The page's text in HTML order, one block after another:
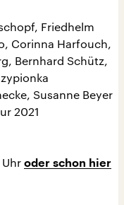
Friedhelm
Corinna Harfouch,
Bernhard Schütz,
Susanne Beyer
2021
oder schon hier